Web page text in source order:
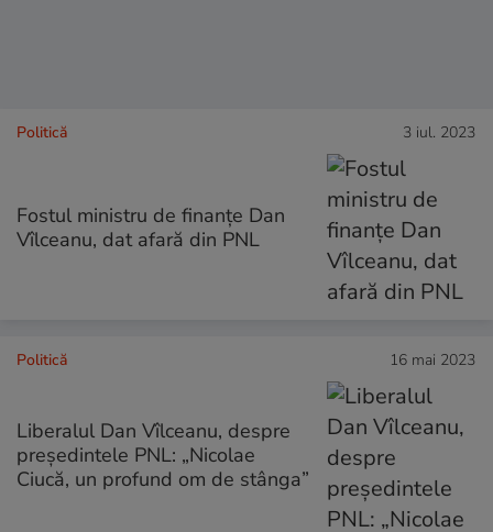
Politică 3 iul. 2023
Fostul ministru de finanțe Dan
Vîlceanu, dat afară din PNL
Politică 16 mai 2023
Liberalul Dan Vîlceanu, despre
președintele PNL: „Nicolae
Ciucă, un profund om de stânga”